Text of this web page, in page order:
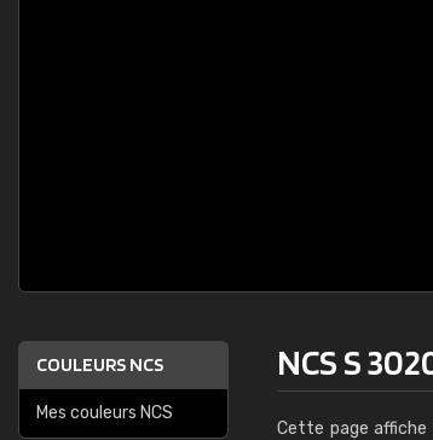
COULEURS NCS
Mes couleurs NCS
NCS S
Cette page affiche